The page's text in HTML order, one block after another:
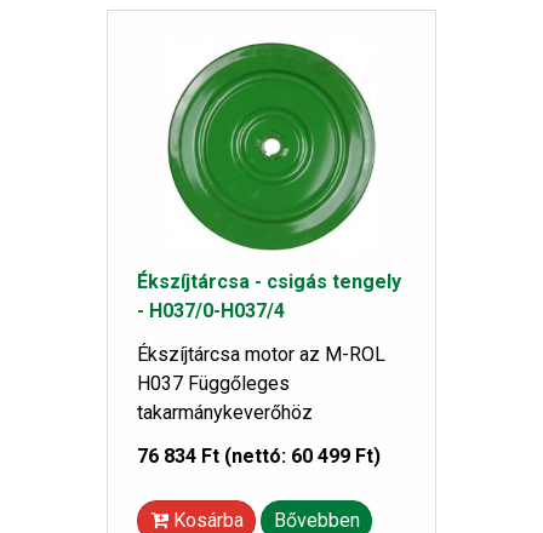
Ékszíjtárcsa - csigás tengely
- H037/0-H037/4
Ékszíjtárcsa motor az M-ROL
H037 Függőleges
takarmánykeverőhöz
76 834 Ft (nettó: 60 499 Ft)
Kosárba Bővebben